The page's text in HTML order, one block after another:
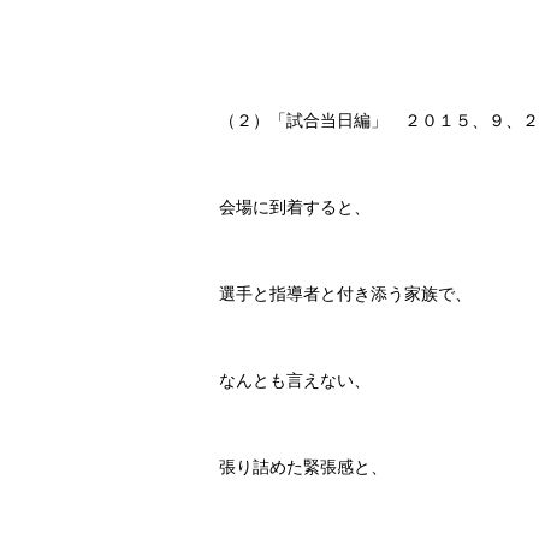
（２）「試合当日編」 ２０１５、９、２
会場に到着すると、
選手と指導者と付き添う家族で、
なんとも言えない、
張り詰めた緊張感と、